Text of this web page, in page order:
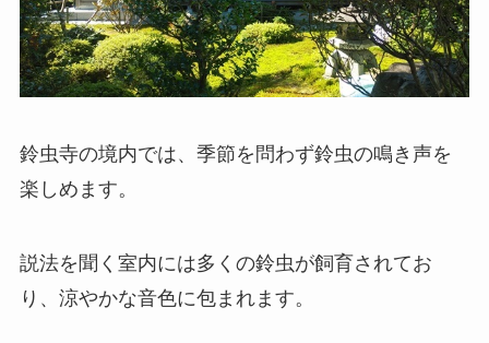
鈴虫寺の境内では、季節を問わず鈴虫の鳴き声を
楽しめます。
説法を聞く室内には多くの鈴虫が飼育されてお
り、涼やかな音色に包まれます。